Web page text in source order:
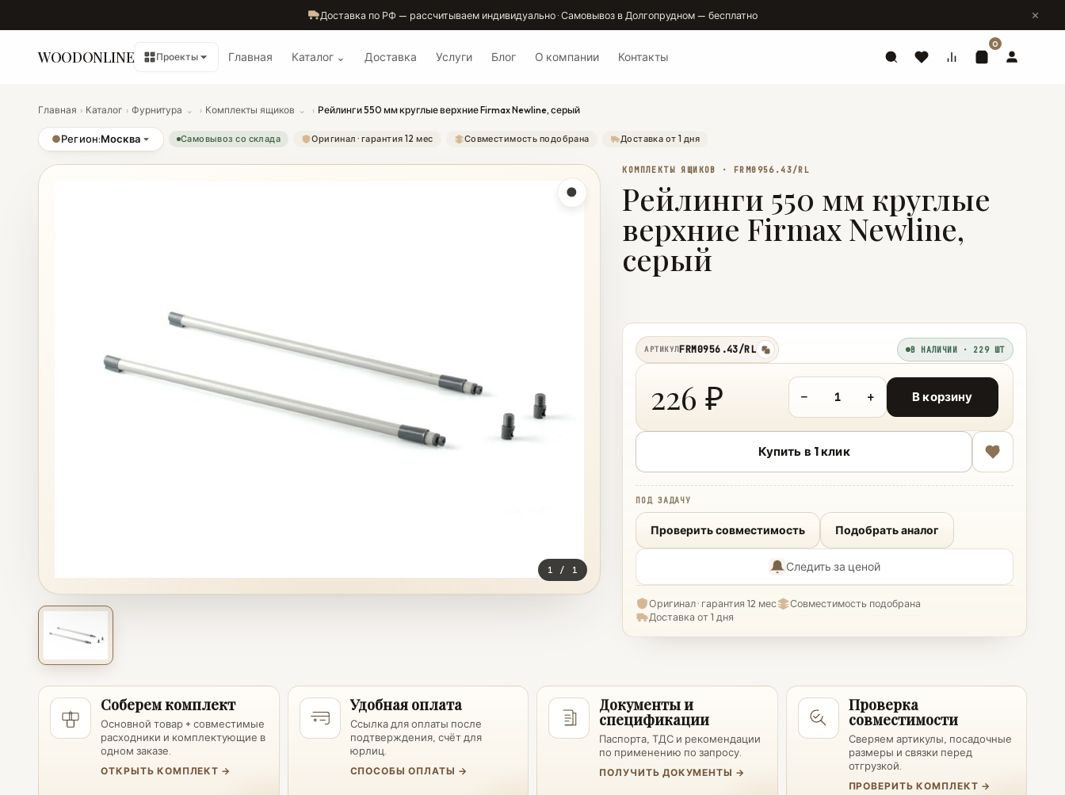
Доставка по РФ — рассчитываем индивидуально · Самовывоз в Долгопрудном — бесплатно
WOODONLINE Проекты Главная Каталог ⌄ Доставка Услуги Блог О компании Контакты
0
Главная › Каталог › Фурнитура ⌄ › Комплекты ящиков ⌄ › Рейлинги 550 мм круглые верхние Firmax Newline, серый
●Регион:Москва Самовывоз со склада Оригинал · гарантия 12 мес Совместимость подобрана Доставка от 1 дня
КОМПЛЕКТЫ ЯЩИКОВ · FRM0956.43/RL
Рейлинги 550 мм круглые
верхние Firmax Newline,
серый
1 / 1
АРТИКУЛFRM0956.43/RL
копировать
В НАЛИЧИИ · 229 ШТ
226 ₽ − + В корзину
Купить в 1 клик
ПОД ЗАДАЧУ
Проверить совместимость Подобрать аналог
Следить за ценой
Оригинал · гарантия 12 мес
Совместимость подобрана
Доставка от 1 дня
Соберем комплект
Основной товар + совместимые
расходники и комплектующие в
одном заказе.
ОТКРЫТЬ КОМПЛЕКТ →
Удобная оплата
Ссылка для оплаты после
подтверждения, счёт для
юрлиц.
СПОСОБЫ ОПЛАТЫ →
Документы и
спецификации
Паспорта, ТДС и рекомендации
по применению по запросу.
ПОЛУЧИТЬ ДОКУМЕНТЫ →
Проверка
совместимости
Сверяем артикулы, посадочные
размеры и связки перед
отгрузкой.
ПРОВЕРИТЬ КОМПЛЕКТ →